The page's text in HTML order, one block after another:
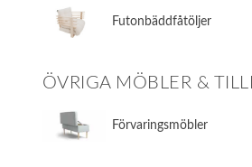
​Futonbäddfåtöljer
ÖVRIGA MÖBLER &
​Förvaringsmöbler